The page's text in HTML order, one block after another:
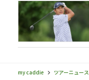
my caddie ツアーニュース